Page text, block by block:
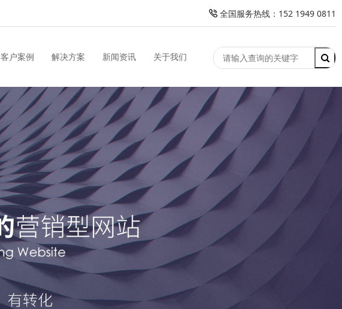
全国服务热线：152 1949 0811
客户案例 解决方案 新闻资讯 关于我们